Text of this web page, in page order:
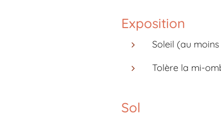
Exposition
Soleil (au
Tolère la mi-
Sol